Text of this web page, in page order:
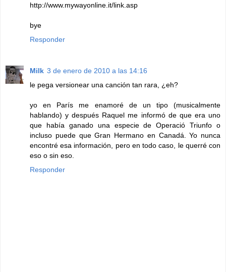
http://www.mywayonline.it/link.asp
bye
Responder
Milk 3 de enero de 2010 a las 14:16
le pega versionear una canción tan rara, ¿eh?
yo en París me enamoré de un tipo (musicalmente
hablando) y después Raquel me informó de que era uno
que había ganado una especie de Operació Triunfo o
incluso puede que Gran Hermano en Canadá. Yo nunca
encontré esa información, pero en todo caso, le querré con
eso o sin eso.
Responder